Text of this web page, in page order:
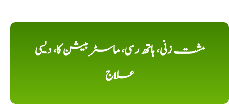
مشت زنی، ہاتھ رسی، ماسٹر بیشن کا، دیسی
علاج